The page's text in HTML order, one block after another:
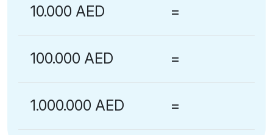
10.000 AED =
100.000 AED =
1.000.000 AED =